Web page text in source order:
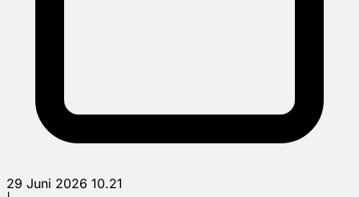
29 Juni 2026 10.21